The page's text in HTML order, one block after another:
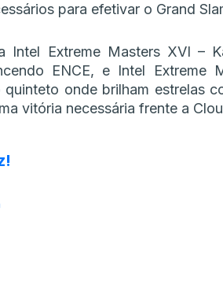
para efetivar o Grand
Intel Extreme Masters XVI –
ENCE, e Intel Extreme
onde brilham estrelas
vitória necessária frente a
!